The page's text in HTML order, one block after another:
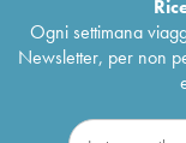
Ogni settimana
Newsletter, per non